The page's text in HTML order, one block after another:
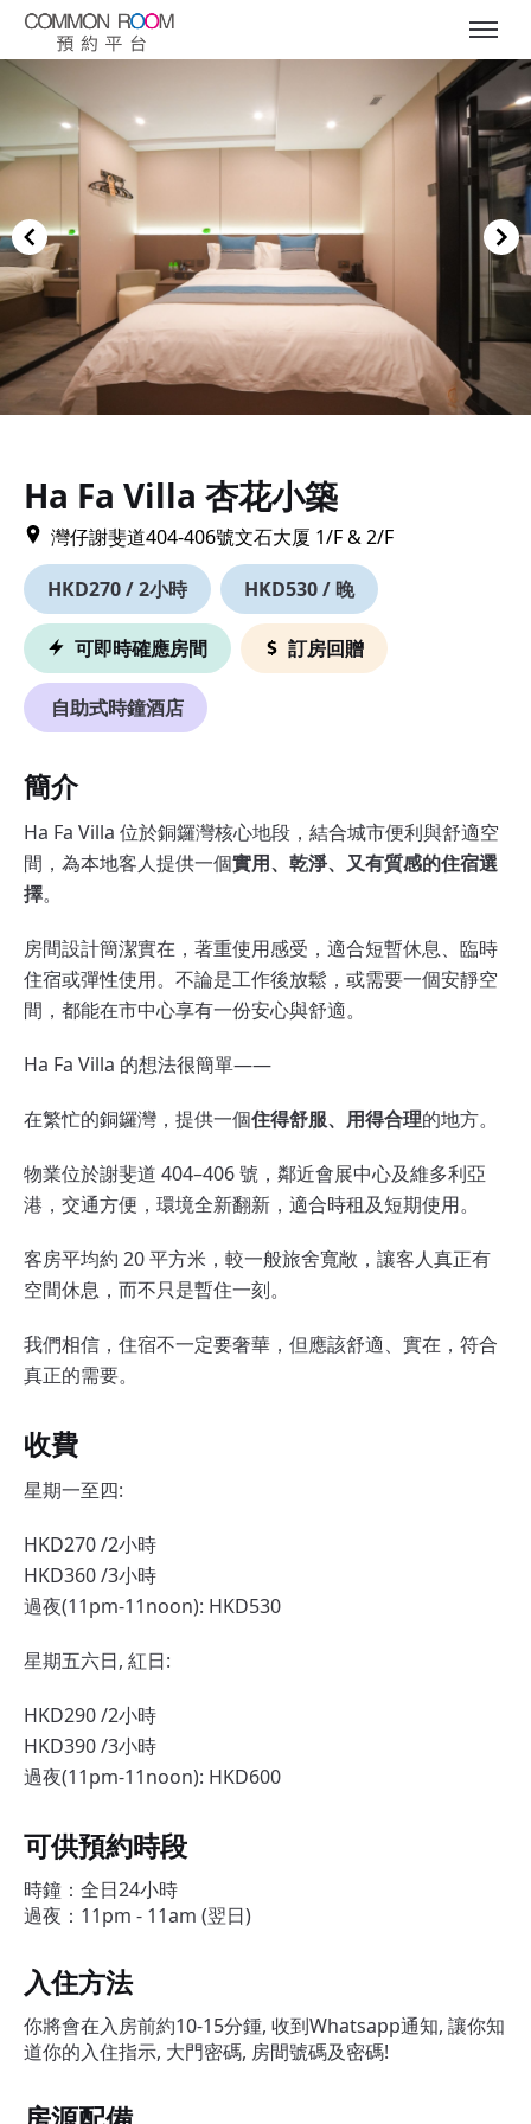
Ha Fa Villa 杏花小築
灣仔謝斐道404-406號文石大厦 1/F & 2/F
HKD270 / 2小時
HKD530 / 晚
可即時確應房間 訂房回贈
自助式時鐘酒店
簡介
Ha Fa Villa 位於銅鑼灣核心地段，結合城市便利與舒適空
間，為本地客人提供一個實用、乾淨、又有質感的住宿選
擇。
房間設計簡潔實在，著重使用感受，適合短暫休息、臨時
住宿或彈性使用。不論是工作後放鬆，或需要一個安靜空
間，都能在市中心享有一份安心與舒適。
Ha Fa Villa 的想法很簡單——
在繁忙的銅鑼灣，提供一個住得舒服、用得合理的地方。
物業位於謝斐道 404–406 號，鄰近會展中心及維多利亞
港，交通方便，環境全新翻新，適合時租及短期使用。
客房平均約 20 平方米，較一般旅舍寬敞，讓客人真正有
空間休息，而不只是暫住一刻。
我們相信，住宿不一定要奢華，但應該舒適、實在，符合
真正的需要。
收費
星期一至四:
HKD270 /2小時
HKD360 /3小時
過夜(11pm-11noon): HKD530
星期五六日, 紅日:
HKD290 /2小時
HKD390 /3小時
過夜(11pm-11noon): HKD600
可供預約時段
時鐘：全日24小時
過夜：11pm - 11am (翌日)
入住方法
你將會在入房前約10-15分鍾, 收到Whatsapp通知, 讓你知
道你的入住指示, 大門密碼, 房間號碼及密碼!